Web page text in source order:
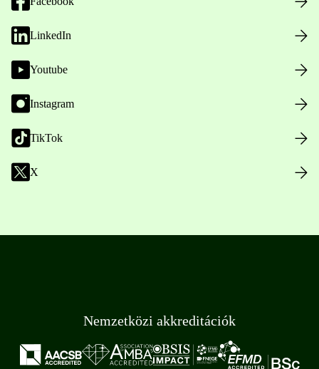
LinkedIn
Youtube
Instagram
TikTok
X
Nemzetközi akkreditációk